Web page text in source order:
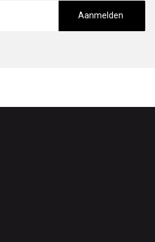
Aanmelden